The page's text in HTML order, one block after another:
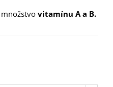
vitamínu A a B.